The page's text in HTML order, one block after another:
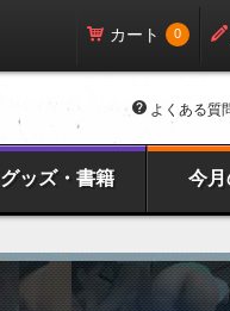
カート 0
よくある質
グッズ・書籍 今